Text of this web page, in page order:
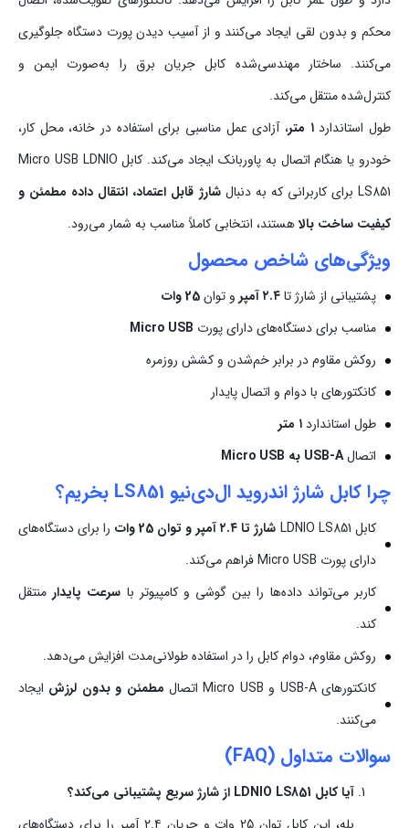
محکم و بدون لقی ایجاد می‌کنند و از آسیب دیدن پورت دستگاه جلوگیری
می‌کنند. ساختار مهندسی‌شده کابل جریان برق را به‌صورت ایمن و
کنترل‌شده منتقل می‌کند.
طول استاندارد۱ متر
، آزادی عمل مناسبی برای استفاده در خانه، محل کار،
خودرو یا هنگام اتصال به پاوربانک ایجاد می‌کند. کابل Micro USB LDNIO
LS851 برای کاربرانی که به دنبال
شارژ قابل اعتماد، انتقال داده مطمئن و
کیفیت ساخت بالاهستند، انتخابی کاملاً مناسب به شمار می‌رود.
ویژگی‌های شاخص محصول
پشتیبانی از شارژ تا۲.۴ آمپر و توان25 وات
مناسب برای دستگاه‌های دارای پورت Micro USB
روکش مقاوم در برابر خم‌شدن و کشش روزمره
کانکتورهای با دوام و اتصال پایدار
طول استاندارد۱ متر
اتصالUSB-A به Micro USB
چراکابل شارژ اندروید ال‌دی‌نیو LS851 بخریم؟
کابل LDNIO LS851 شارژ تا ۲.۴ آمپر و توان 25 وات
را برای دستگاه‌های
دارای پورت Micro USB فراهم می‌کند.
کاربر می‌تواند داده‌ها را بین گوشی و کامپیوتر با سرعت پایدار منتقل
کند.
روکش مقاوم، دوام کابل را در استفاده طولانی‌مدت افزایش می‌دهد.
کانکتورهای USB-A و Micro USB اتصال
مطمئن و بدون لرزش ایجاد
می‌کنند.
سوالات متداول (FAQ)
آیا کابل LDNIO LS851 از شارژ سریع پشتیبانی می‌کند؟